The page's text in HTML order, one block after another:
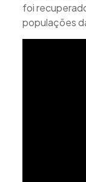
foi
populações